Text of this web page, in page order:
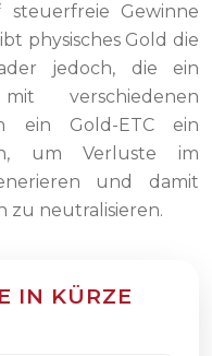
Gewinne
physisches Gold die
jedoch, die ein
verschiedenen
ein Gold-ETC ein
um Verluste im
und damit
zu neutralisieren.
IN KÜRZE